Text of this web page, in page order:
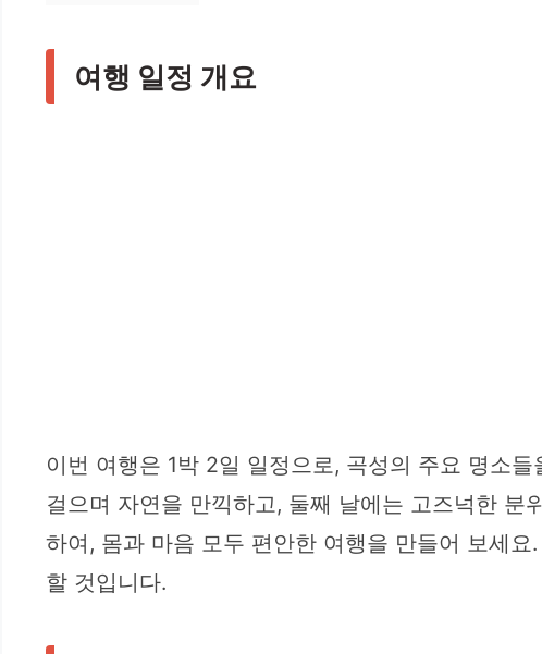
여행 일정 개요
이번 여행은 1박 2일 일정으로, 곡성의 주요 명소
걸으며 자연을 만끽하고, 둘째 날에는 고즈넉한
하여, 몸과 마음 모두 편안한 여행을 만들어 보세
할 것입니다.